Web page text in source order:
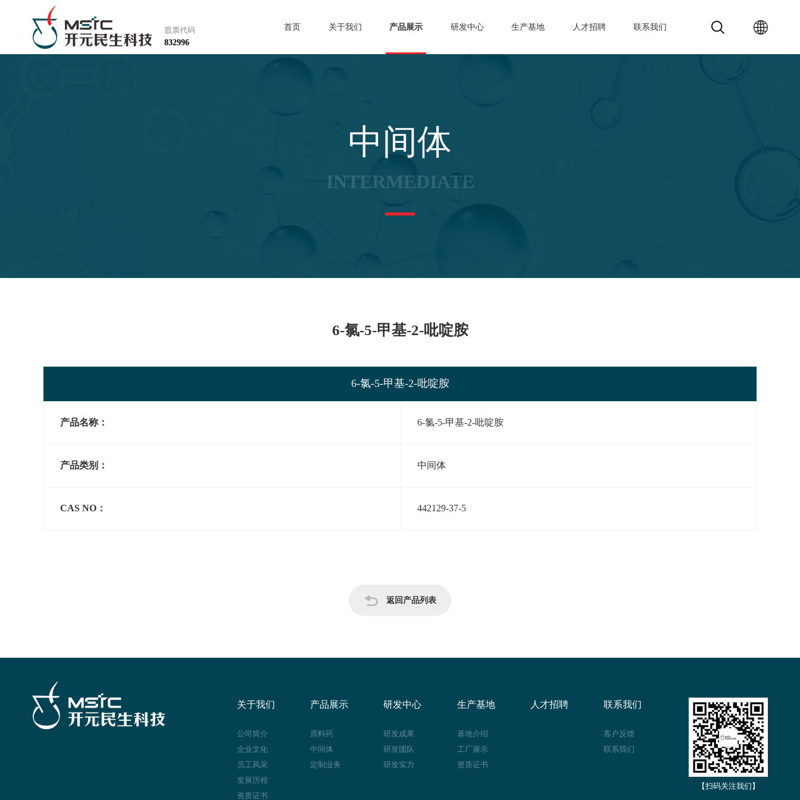
股票代码
832996
首页 关于我们 产品展示 研发中心 生产基地 人才招聘 联系我们
中间体
INTERMEDIATE
6-氯-5-甲基-2-吡啶胺
6-氯-5-甲基-2-吡啶胺
产品名称： 6-氯-5-甲基-2-吡啶胺
产品类别 ： 中间体
CAS NO ： 442129-37-5
返回产品列表
关于我们
公司简介
企业文化
员工风采
发展历程
资质证书
产品展示
原料药
中间体
定制业务
研发中心
研发成果
研发团队
研发实力
生产基地
基地介绍
工厂展示
资质证书
人才招聘 联系我们
客户反馈
联系我们
【扫码关注我们】